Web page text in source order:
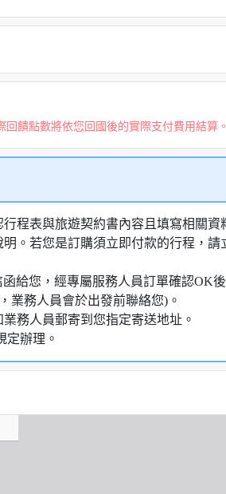
饋點數將依您回國後的實際支付費用結算。
程表與旅遊契約書內容且填寫相關
。若您是訂購須立即付款的行程，
給您，經專屬服務人員訂單確認
業務人員會於出發前聯絡您)。
務人員郵寄到您指定寄送地址。
定辦理。